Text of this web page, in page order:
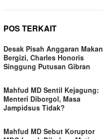
POS TERKAIT
Desak Pisah Anggaran Makan
Bergizi, Charles Honoris
Singgung Putusan Gibran
Mahfud MD Sentil Kejagung:
Menteri Diborgol, Masa
Jampidsus Tidak?
Mahfud MD Sebut Koruptor